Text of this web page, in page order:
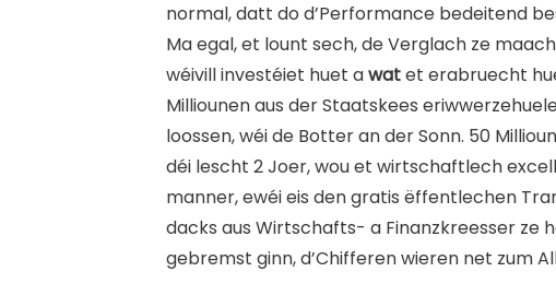
normal, datt do d’Performance bedeitend
Ma egal, et lount sech, de Verglach ze
wéivill investéiet huet awatet erabruecht
Milliounen aus der Staatskees
loossen, wéi de Botter an der Sonn. 50
déi lescht 2 Joer, wou et wirtschaftlech
manner, ewéi eis den gratis ëffentlechen
dacks aus Wirtschafts- a Finanzkreesser ze
gebremst ginn, d’Chifferen wieren net zum